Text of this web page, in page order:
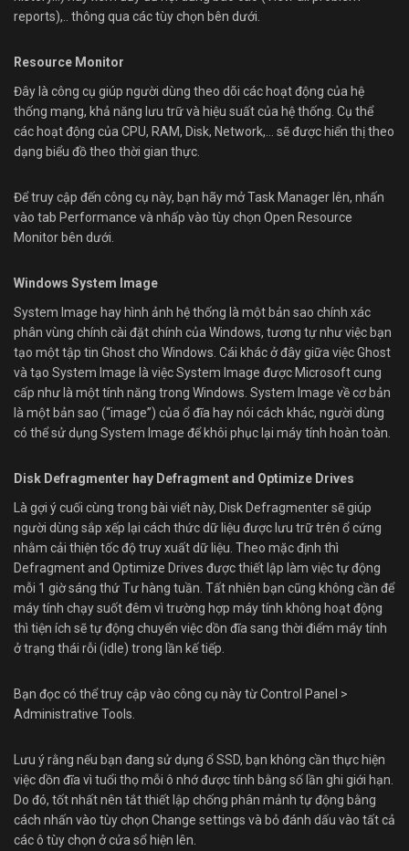
reports),.. thông qua các tùy chọn bên dưới.
Resource Monitor
Đây là công cụ giúp người dùng theo dõi các hoạt động của hệ
thống mạng, khả năng lưu trữ và hiệu suất của hệ thống. Cụ thể
các hoạt động của CPU, RAM, Disk, Network,… sẽ được hiển thị theo
dạng biểu đồ theo thời gian thực.
Để truy cập đến công cụ này, bạn hãy mở Task Manager lên, nhấn
vào tab Performance và nhấp vào tùy chọn Open Resource
Monitor bên dưới.
Windows System Image
System Image hay hình ảnh hệ thống là một bản sao chính xác
phân vùng chính cài đặt chính của Windows, tương tự như việc bạn
tạo một tập tin Ghost cho Windows. Cái khác ở đây giữa việc Ghost
và tạo System Image là việc System Image được Microsoft cung
cấp như là một tính năng trong Windows. System Image về cơ bản
là một bản sao (“image”) của ổ đĩa hay nói cách khác, người dùng
có thể sử dụng System Image để khôi phục lại máy tính hoàn toàn.
Disk Defragmenter hay Defragment and Optimize Drives
Là gợi ý cuối cùng trong bài viết này, Disk Defragmenter sẽ giúp
người dùng sắp xếp lại cách thức dữ liệu được lưu trữ trên ổ cứng
nhằm cải thiện tốc độ truy xuất dữ liệu. Theo mặc định thì
Defragment and Optimize Drives được thiết lập làm việc tự động
mỗi 1 giờ sáng thứ Tư hàng tuần. Tất nhiên bạn cũng không cần để
máy tính chạy suốt đêm vì trường hợp máy tính không hoạt động
thì tiện ích sẽ tự động chuyển việc dồn đĩa sang thời điểm máy tính
ở trạng thái rỗi (idle) trong lần kế tiếp.
Bạn đọc có thể truy cập vào công cụ này từ Control Panel >
Administrative Tools.
Lưu ý rằng nếu bạn đang sử dụng ổ SSD, bạn không cần thực hiện
việc dồn đĩa vì tuổi thọ mỗi ô nhớ được tính bằng số lần ghi giới hạn.
Do đó, tốt nhất nên tắt thiết lập chống phân mảnh tự động bằng
cách nhấn vào tùy chọn Change settings và bỏ đánh dấu vào tất cả
các ô tùy chọn ở cửa sổ hiện lên.